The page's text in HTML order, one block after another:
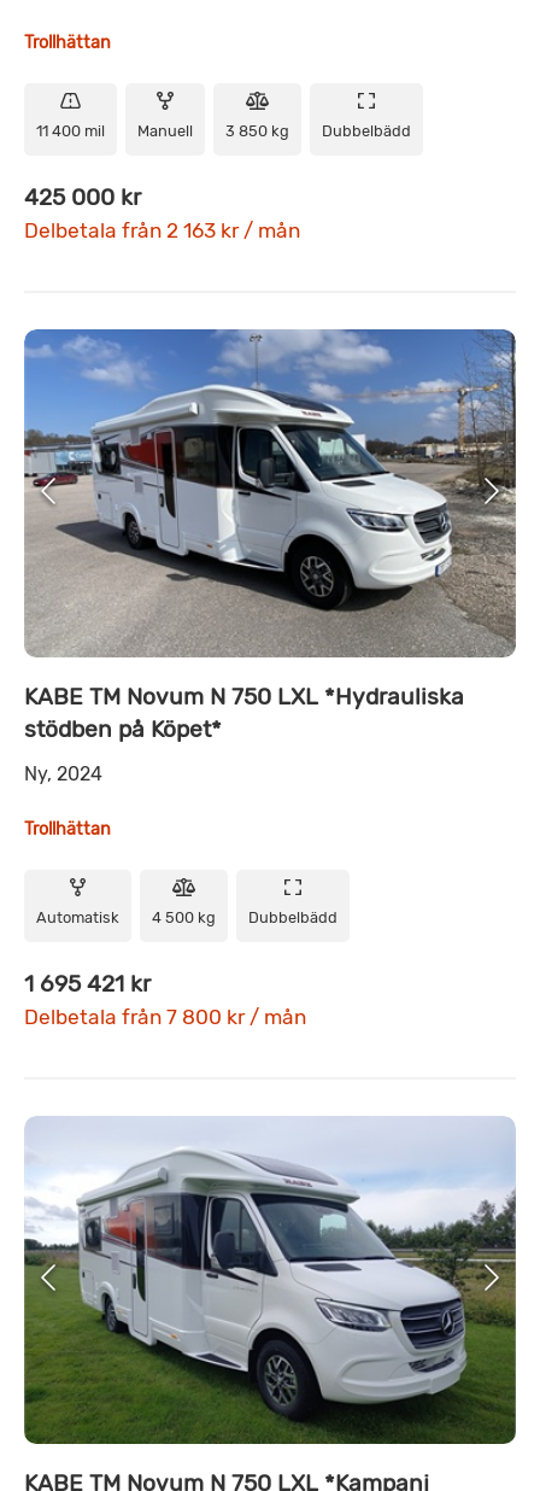
Trollhättan
11 400 mil Manuell 3 850 kg Dubbelbädd
425 000 kr
Delbetala från 2 163 kr / mån
KABE TM Novum N 750 LXL *Hydrauliska
stödben på Köpet*
Ny, 2024
Trollhättan
Automatisk 4 500 kg Dubbelbädd
1 695 421 kr
Delbetala från 7 800 kr / mån
KABE TM Novum N 750 LXL *Kampanj